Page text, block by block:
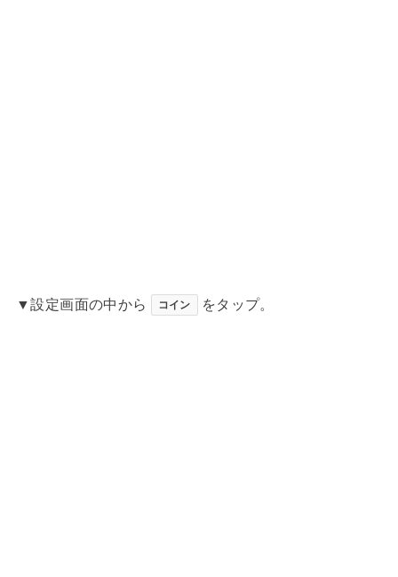
▼設定画面の中から コイン をタップ。